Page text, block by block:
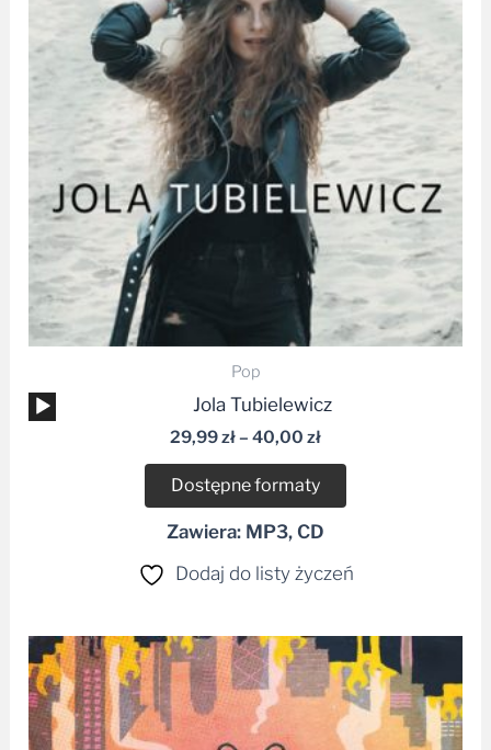
Pop
Odtwarzacz
plików
dźwiękowych
Jola Tubielewicz
29,99zł– 40,00 zł
do
40,00 zł
Dostępne formaty
Zawiera: MP3, CD
Dodaj do listy życzeń